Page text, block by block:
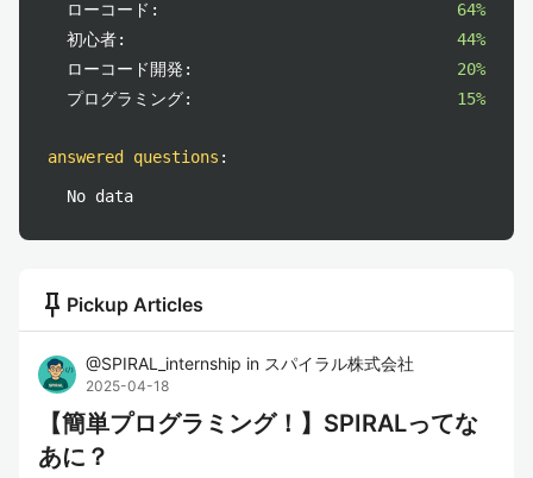
ローコード:
64%
初心者:
44%
ローコード開発:
20%
プログラミング:
15%
answered questions :
No data
push_pin Pickup Articles
@SPIRAL_internship in スパイラル株式会社
2025-04-18
【簡単プログラミング！】SPIRALってな
あに？